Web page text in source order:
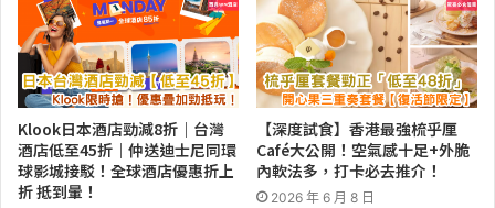
Klook日本酒店勁減8折｜台灣
酒店低至45折｜仲送迪士尼同環
球影城接駁！全球酒店優惠折上
折 抵到暈！
【深度試食】香港最強梳乎厘
Café大公開！空氣感十足+外脆
內軟法多，打卡必去推介！
2026 年 6 月 8 日